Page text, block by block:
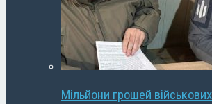
Мільйони грошей